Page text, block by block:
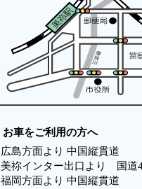
お車をご利用の方へ
広島方面より 中国縦貫道
美祢インター出口より 国
福岡方面より 中国縦貫道